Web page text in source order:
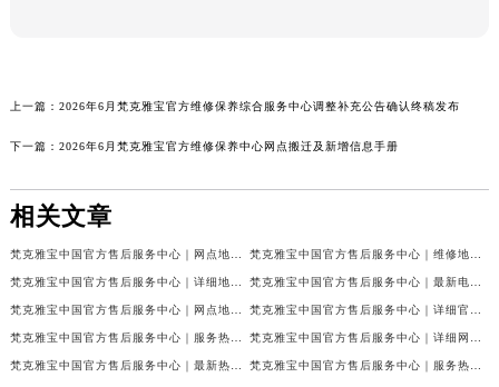
上一篇： 2026年6月梵克雅宝官方维修保养综合服务中心调整补充公告确认终稿发布
下一篇： 2026年6月梵克雅宝官方维修保养中心网点搬迁及新增信息手册
相关文章